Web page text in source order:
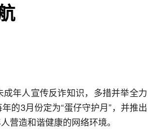
年人宣传反诈知识，多措并举全力
的3月份定为“蛋仔守护月”，并推出
营造和谐健康的网络环境。